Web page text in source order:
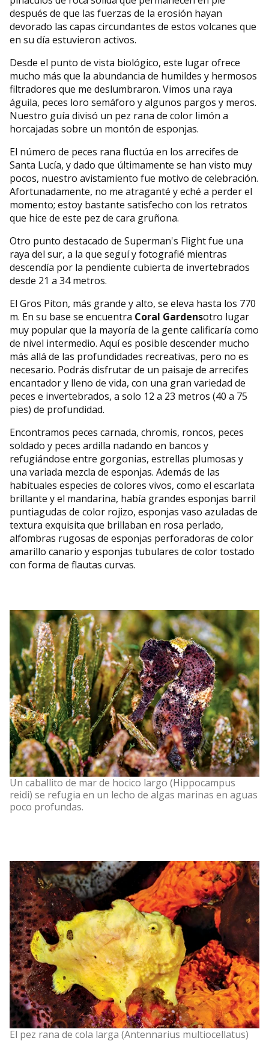
después de que las fuerzas de la erosión hayan
devorado las capas circundantes de estos volcanes que
en su día estuvieron activos.
Desde el punto de vista biológico, este lugar ofrece
mucho más que la abundancia de humildes y hermosos
filtradores que me deslumbraron. Vimos una raya
águila, peces loro semáforo y algunos pargos y meros.
Nuestro guía divisó un pez rana de color limón a
horcajadas sobre un montón de esponjas.
El número de peces rana fluctúa en los arrecifes de
Santa Lucía, y dado que últimamente se han visto muy
pocos, nuestro avistamiento fue motivo de celebración.
Afortunadamente, no me atraganté y eché a perder el
momento; estoy bastante satisfecho con los retratos
que hice de este pez de cara gruñona.
Otro punto destacado de Superman's Flight fue una
raya del sur, a la que seguí y fotografié mientras
descendía por la pendiente cubierta de invertebrados
desde 21 a 34 metros.
El Gros Piton, más grande y alto, se eleva hasta los 770
m. En su base se encuentra Coral Gardensotro lugar
muy popular que la mayoría de la gente calificaría como
de nivel intermedio. Aquí es posible descender mucho
más allá de las profundidades recreativas, pero no es
necesario. Podrás disfrutar de un paisaje de arrecifes
encantador y lleno de vida, con una gran variedad de
peces e invertebrados, a solo 12 a 23 metros (40 a 75
pies) de profundidad.
Encontramos peces carnada, chromis, roncos, peces
soldado y peces ardilla nadando en bancos y
refugiándose entre gorgonias, estrellas plumosas y
una variada mezcla de esponjas. Además de las
habituales especies de colores vivos, como el escarlata
brillante y el mandarina, había grandes esponjas barril
puntiagudas de color rojizo, esponjas vaso azuladas de
textura exquisita que brillaban en rosa perlado,
alfombras rugosas de esponjas perforadoras de color
amarillo canario y esponjas tubulares de color tostado
con forma de flautas curvas.
Un caballito de mar de hocico largo (Hippocampus
reidi) se refugia en un lecho de algas marinas en aguas
poco profundas.
El pez rana de cola larga (Antennarius multiocellatus)